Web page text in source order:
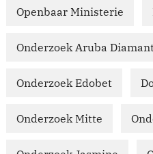
Openbaar Ministerie
Onderzoek Aruba
Onderzoek Edobet
Onderzoek Mitte